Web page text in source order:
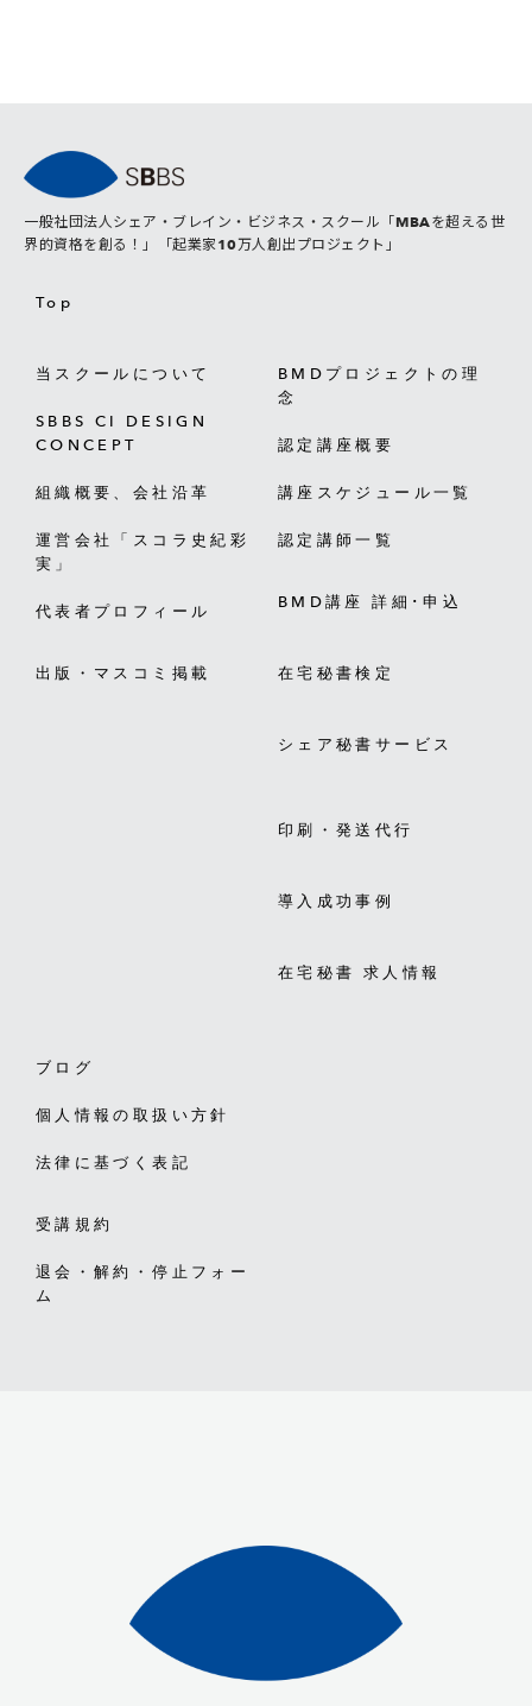
一般社団法人シェア・ブレイン・ビジネス・スクール「MBAを超える世
界的資格を創る！」「起業家10万人創出プロジェクト」
Top
当スクールについて
SBBS CI DESIGN
CONCEPT
組織概要、会社沿革
運営会社「スコラ史紀彩
実」
代表者プロフィール
出版・マスコミ掲載
BMDプロジェクトの理
念
認定講座概要
講座スケジュール一覧
認定講師一覧
BMD講座 詳細･申込
在宅秘書検定
シェア秘書サービス
印刷・発送代行
導入成功事例
在宅秘書 求人情報
ブログ
個人情報の取扱い方針
法律に基づく表記
受講規約
退会・解約・停止フォー
ム